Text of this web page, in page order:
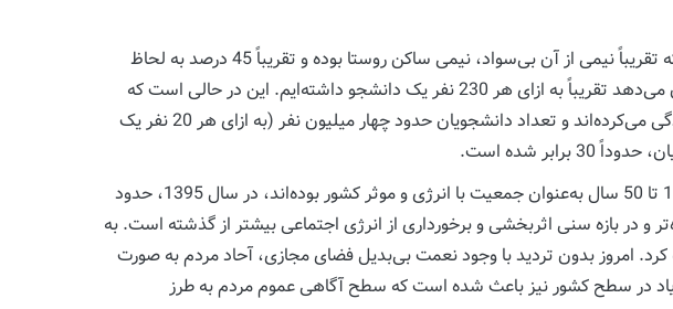
سرشماری سال 1355 نشان می‌دهد؛ جمعیت کشور در آن سال کمی کمتر از 34 میلیون نفر بوده است که تقریباً نیمی از آن بی‌سواد، نیمی ساکن روستا بوده و تقریباً 45 درصد به لحاظ
سنی، کمتر از 15 سال داشته‌اند. تعداد دانشجویان در آن سال تنها در حدود 150 هزار نفر بوده که نشان می‌دهد تقریباً به ازای هر 230 نفر یک دانشجو داشته‌ایم. این در حالی است که
براساس نتایج سرشماری سال 1395، از 80 میلیون جمعیت کل کشور، تقریباً 60 میلیون نفر در شهر زندگی می‌کرده‌اند و تعداد دانشجویان حدود چهار میلیون نفر (به ازای هر 20 نفر یک
از نظر ترکیب سنی جمعیت هم، در مقایسه با سال 1355 که فقط حدود 15 میلیون نفر در فاصله سنی 15 تا 50 سال به‌عنوان جمعیت با انرژی و موثر کشور بوده‌اند، در سال 1395، حدود
و در بازه سنی اثربخشی و برخورداری از انرژی اجتماعی بیشتر از گذشته است. به
امروز بدون تردید با وجود نعمت بی‌بدیل فضای مجازی، آحاد مردم به صورت
زیاد در سطح کشور نیز باعث شده است که سطح آگاهی عموم مردم به طرز